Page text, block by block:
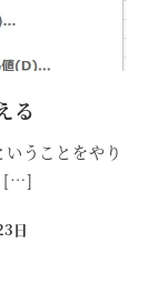
る
いうことをやり
[…]
日